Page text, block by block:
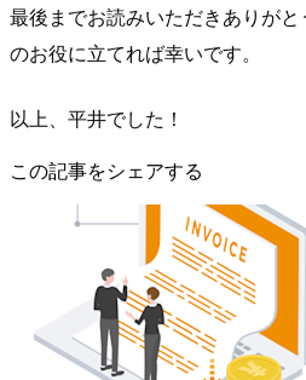
最後までお読みいただきありが
のお役に立てれば幸いです。
以上、平井でした！
この記事をシェアする